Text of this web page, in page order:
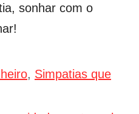
sonhar com o
, Simpatias que